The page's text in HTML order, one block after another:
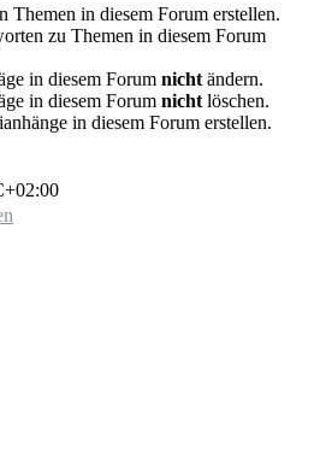
Themen in diesem Forum erstellen.
zu Themen in diesem Forum
in diesem Forum nicht ändern.
in diesem Forum nicht löschen.
in diesem Forum erstellen.